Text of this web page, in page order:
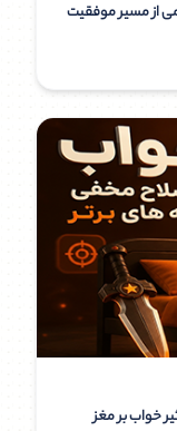
از مسیر موفقیت
خواب بر مغز